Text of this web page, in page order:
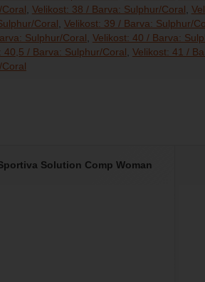
Velikost: 38 / Barva: Sulphur/Coral
Coral Velikost: 39 / Barva: Sulphur/
Sulphur/Coral Velikost: 40 / Barva:
40,5 / Barva: Sulphur/Coral Velikost: 41 /
Solution Comp Woman